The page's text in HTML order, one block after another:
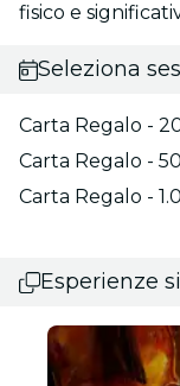
fisico e
Seleziona
Carta Regalo -
Carta Regalo -
Carta Regalo -
Esperienze